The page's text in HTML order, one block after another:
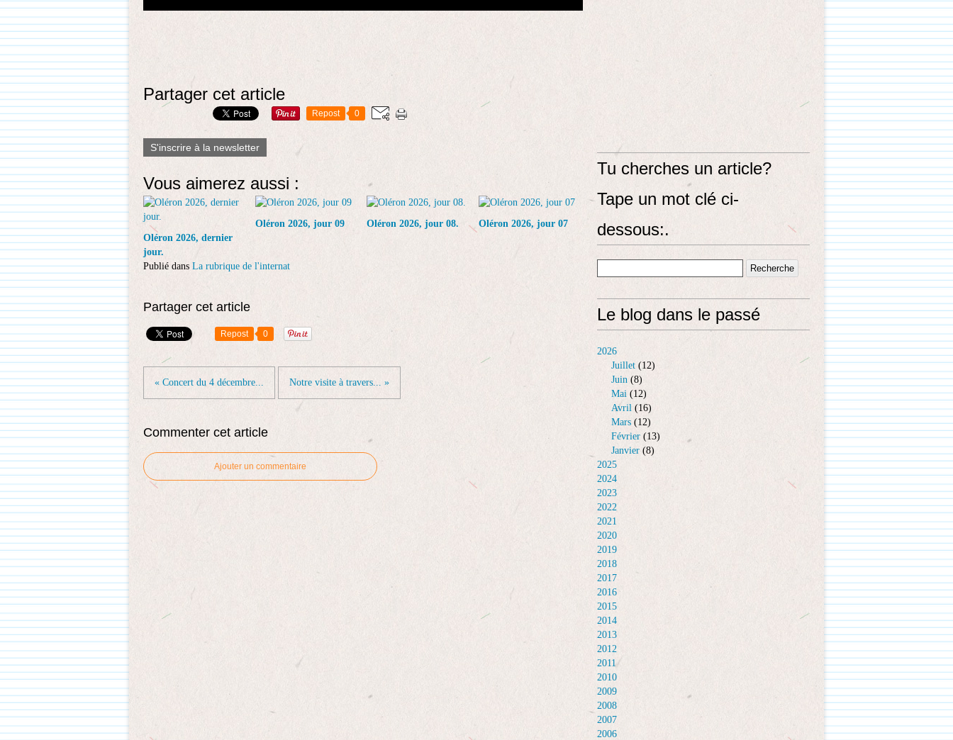
Partager cet article
Repost 0
S'inscrire à la newsletter
Vous aimerez aussi :
Oléron 2026, dernier
jour.
Oléron 2026, jour 09 Oléron 2026, jour 08. Oléron 2026, jour 07
Publié dans La rubrique de l'internat
Partager cet article
Repost 0
« Concert du 4 décembre... Notre visite à travers... »
Commenter cet article
Ajouter un commentaire
Tu cherches un article?
Tape un mot clé ci-
dessous:.
Le blog dans le passé
2026
Juillet (12)
Juin (8)
Mai (12)
Avril (16)
Mars (12)
Février (13)
Janvier (8)
2025
2024
2023
2022
2021
2020
2019
2018
2017
2016
2015
2014
2013
2012
2011
2010
2009
2008
2007
2006